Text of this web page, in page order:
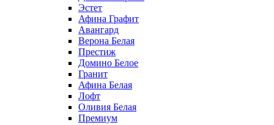
Эстет
Афина Графит
Авангард
Верона Белая
Престиж
Домино Белое
Гранит
Афина Белая
Лофт
Оливия Белая
Премиум